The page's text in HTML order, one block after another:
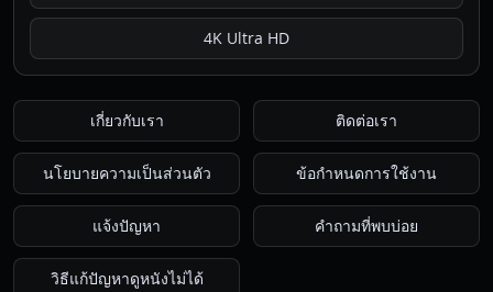
4K Ultra HD
เกี่ยวกับเรา ติดต่อเรา
นโยบายความเป็นส่วนตัว ข้อกำหนดการใช้งาน
แจ้งปัญหา คำถามที่พบบ่อย
วิธีแก้ปัญหาดูหนังไม่ได้